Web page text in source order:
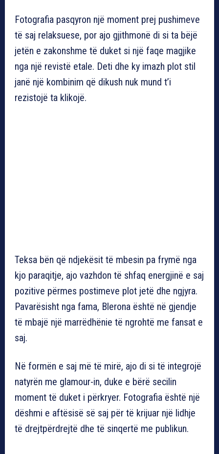
Fotografia pasqyron një moment prej pushimeve
të saj relaksuese, por ajo gjithmonë di si ta bëjë
jetën e zakonshme të duket si një faqe magjike
nga një revistë etale. Deti dhe ky imazh plot stil
janë një kombinim që dikush nuk mund t’i
rezistojë ta klikojë.
Teksa bën që ndjekësit të mbesin pa frymë nga
kjo paraqitje, ajo vazhdon të shfaq energjinë e saj
pozitive përmes postimeve plot jetë dhe ngjyra.
Pavarësisht nga fama, Blerona është në gjendje
të mbajë një marrëdhënie të ngrohtë me fansat e
saj.
Në formën e saj më të mirë, ajo di si të integrojë
natyrën me glamour-in, duke e bërë secilin
moment të duket i përkryer. Fotografia është një
dëshmi e aftësisë së saj për të krijuar një lidhje
të drejtpërdrejtë dhe të sinqertë me publikun.